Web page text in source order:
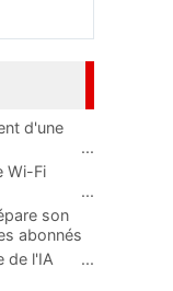
d'une
...
Wi-Fi
...
son
abonnés
de l'IA ...